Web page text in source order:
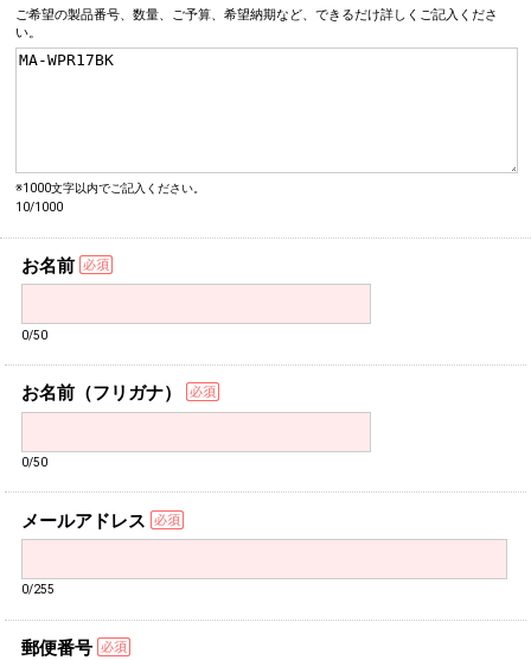
ご希望の製品番号、数量、 ご予算、希望納期など、できるだけ詳しく ご記入くださ
い。
※1000文字以内でご記入ください。
10/1000
お名前
0/50
お名前（フリガナ）
0/50
メールアドレス
0/255
郵便番号